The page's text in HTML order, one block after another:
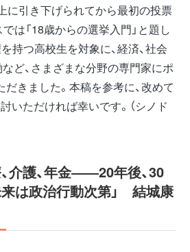
に引き下げられてから最初の投票
は「18歳からの選挙入門」と題し
持つ高校生を対象に、経済、社会
など、さまざまな分野の専門家にポ
きました。本稿を参考に、改めて
いただければ幸いです。（シノド
介護、年金――20年後、30
来は政治行動次第」 結城康